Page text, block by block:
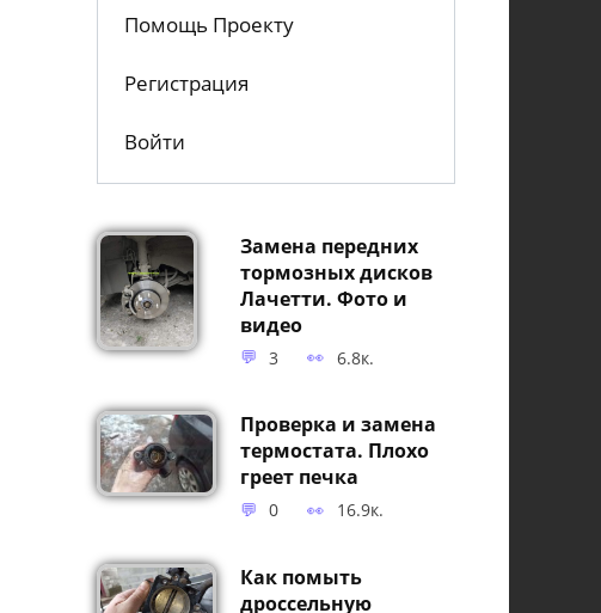
Помощь Проекту
Регистрация
Войти
Замена передних
тормозных дисков
Лачетти. Фото и
видео
3 6.8к.
Проверка и замена
термостата. Плохо
греет печка
0 16.9к.
Как помыть
дроссельную